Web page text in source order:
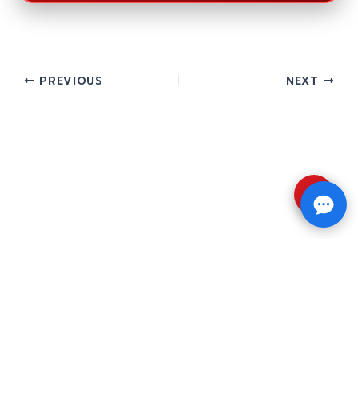
PREVIOUS NEXT
⇧